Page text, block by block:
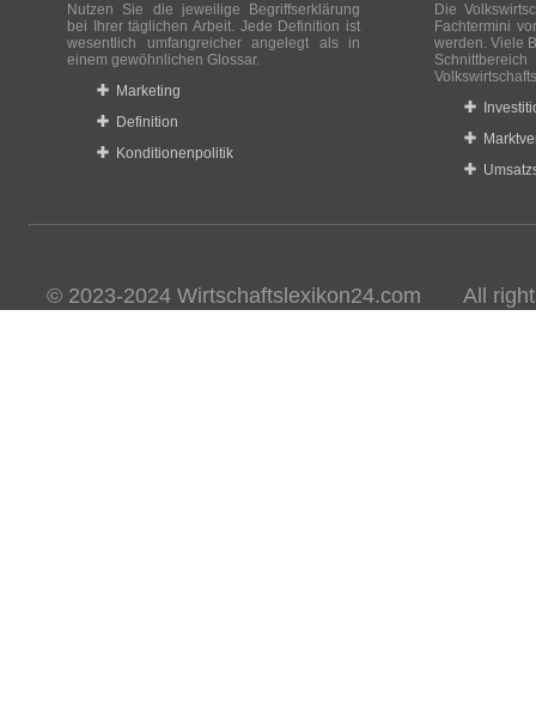
Nutzen Sie die jeweilige Begriffserklärung
bei Ihrer täglichen Arbeit. Jede Definition ist
wesentlich umfangreicher angelegt als in
einem gewöhnlichen Glossar.
Marketing
Definition
Konditionenpolitik
Die
Fachtermini
werden. Viele
© 2023-2024 Wirtschaftslexikon24.com All